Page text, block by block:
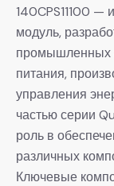
140CPS11100 —
модуль,
промышленных
питания,
управления
частью серии
роль в
различных
Ключевые